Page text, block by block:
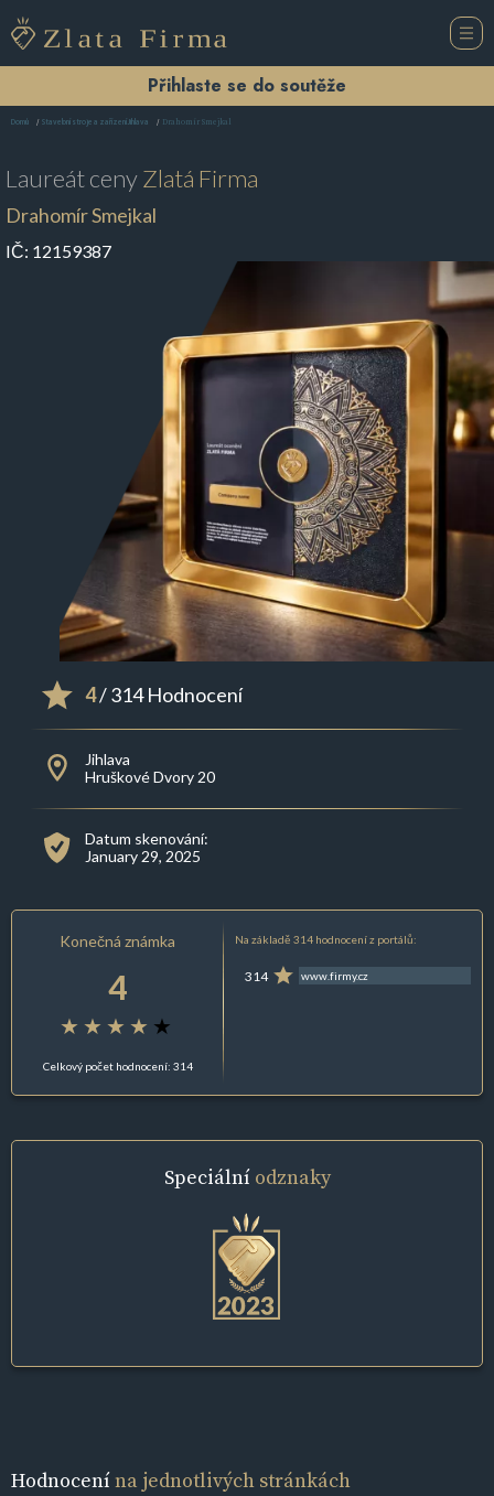
Přihlaste se do soutěže
Domů Stavební stroje a zařízení Jihlava Drahomír Smejkal
Laureát cenyZlatá Firma
Drahomír Smejkal
IČ: 12159387
4/ 314 Hodnocení
Jihlava
Hruškové Dvory 20
Datum skenování:
January 29, 2025
Konečná známka
4
Celkový počet hodnocení: 314
Na základě 314 hodnocení z portálů:
314 www.firmy.cz
Speciální odznaky
Hodnocenína jednotlivých stránkách